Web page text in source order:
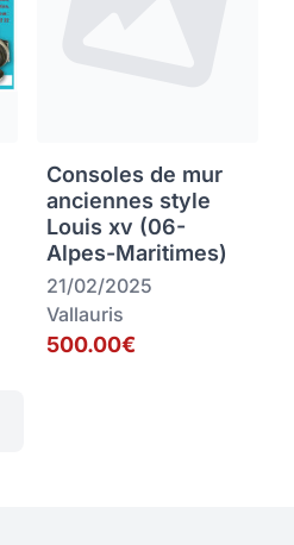
Consoles de mur
anciennes style
Louis xv (06-
Alpes-Maritimes)
21/02/2025
Vallauris
500.00€